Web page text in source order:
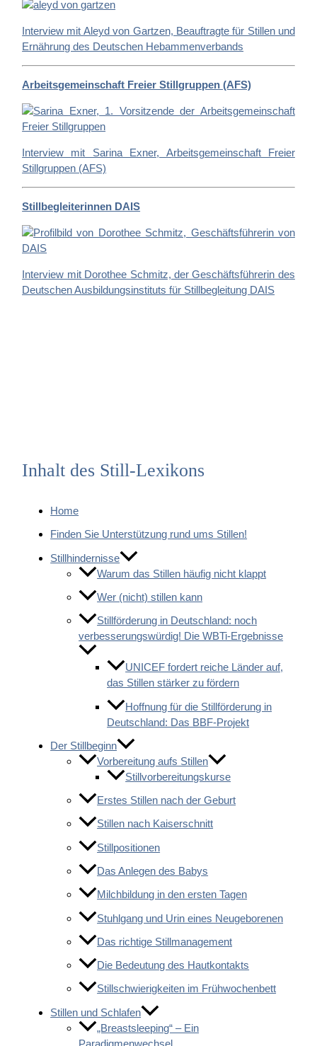
Interview mit Aleyd von Gartzen, Beauftragte für Stillen und
Ernährung des Deutschen Hebammenverbands
Arbeitsgemeinschaft Freier Stillgruppen (AFS)
Interview mit Sarina Exner, Arbeitsgemeinschaft Freier
Stillgruppen (AFS)
Stillbegleiterinnen DAIS
Interview mit Dorothee Schmitz, der Geschäftsführerin des
Deutschen Ausbildungsinstituts für Stillbegleitung DAIS
Inhalt des Still-Lexikons
Home
Finden Sie Unterstützung rund ums Stillen!
Stillhindernisse
Warum das Stillen häufig nicht klappt
Wer (nicht) stillen kann
Stillförderung in Deutschland: noch
verbesserungswürdig! Die WBTi-Ergebnisse
UNICEF fordert reiche Länder auf,
das Stillen stärker zu fördern
Hoffnung für die Stillförderung in
Deutschland: Das BBF-Projekt
Der Stillbeginn
Vorbereitung aufs Stillen
Stillvorbereitungskurse
Erstes Stillen nach der Geburt
Stillen nach Kaiserschnitt
Stillpositionen
Das Anlegen des Babys
Milchbildung in den ersten Tagen
Stuhlgang und Urin eines Neugeborenen
Das richtige Stillmanagement
Die Bedeutung des Hautkontakts
Stillschwierigkeiten im Frühwochenbett
Stillen und Schlafen
„Breastsleeping“ – Ein
Paradigmenwechsel